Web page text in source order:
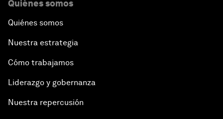
Quiénes somos
Quiénes somos
Nuestra estrategia
Cómo trabajamos
Liderazgo y gobernanza
Nuestra repercusión